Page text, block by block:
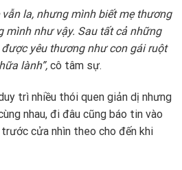
la, nhưng mình biết mẹ thương
mình như vậy. Sau tất cả những
yêu thương như con gái ruột
lành”, cô tâm sự.
trì nhiều thói quen giản dị nhưng
nhau, đi đâu cũng báo tin vào
cửa nhìn theo cho đến khi